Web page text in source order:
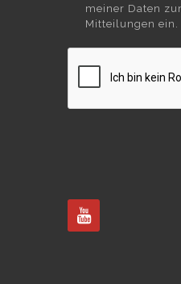
meiner Daten
Mitteilungen ein.